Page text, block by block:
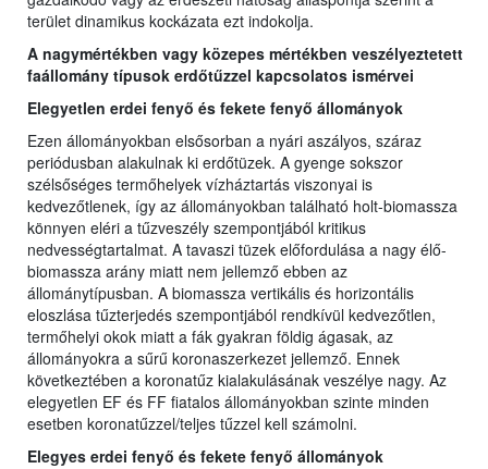
terület dinamikus kockázata ezt indokolja.
A nagymértékben vagy közepes mértékben veszélyeztetett
faállomány típusok erdőtűzzel kapcsolatos ismérvei
Elegyetlen erdei fenyő és fekete fenyő állományok
Ezen állományokban elsősorban a nyári aszályos, száraz
periódusban alakulnak ki erdőtüzek. A gyenge sokszor
szélsőséges termőhelyek vízháztartás viszonyai is
kedvezőtlenek, így az állományokban található holt-biomassza
könnyen eléri a tűzveszély szempontjából kritikus
nedvességtartalmat. A tavaszi tüzek előfordulása a nagy élő-
biomassza arány miatt nem jellemző ebben az
állománytípusban. A biomassza vertikális és horizontális
eloszlása tűzterjedés szempontjából rendkívül kedvezőtlen,
termőhelyi okok miatt a fák gyakran földig ágasak, az
állományokra a sűrű koronaszerkezet jellemző. Ennek
következtében a koronatűz kialakulásának veszélye nagy. Az
elegyetlen EF és FF fiatalos állományokban szinte minden
esetben koronatűzzel/teljes tűzzel kell számolni.
Elegyes erdei fenyő és fekete fenyő állományok